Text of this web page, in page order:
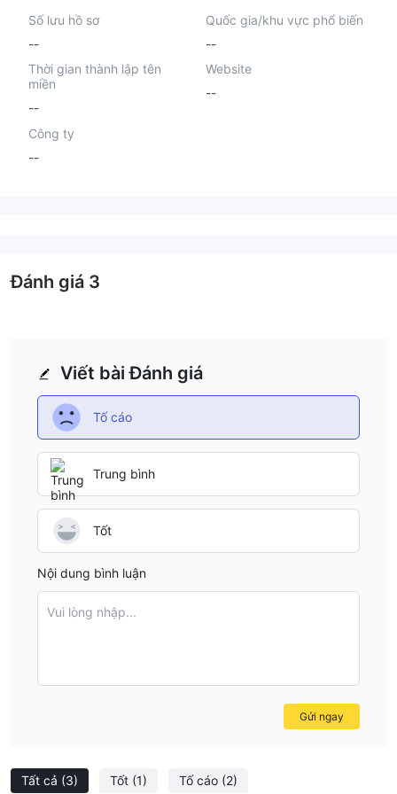
Số lưu hồ sơ
--
Quốc gia/khu vực phổ biến
--
Thời gian thành lập tên
miền
--
Website
--
Công ty
--
Tất cả (3) Tốt (1) Tố cáo (2)
Viết bài Đánh giá
Tố cáo
Trung bình
Tốt
Nội dung bình luận
Vui lòng nhập...
Gửi ngay
Đánh giá 3